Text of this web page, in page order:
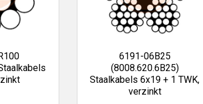
6191-06B25
(8008.620.6B25)
Staalkabels 6x19 + 1 TWK,
verzinkt